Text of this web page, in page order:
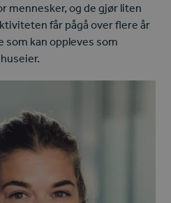
mennesker, og de gjør liten
får pågå over flere år
som kan oppleves som